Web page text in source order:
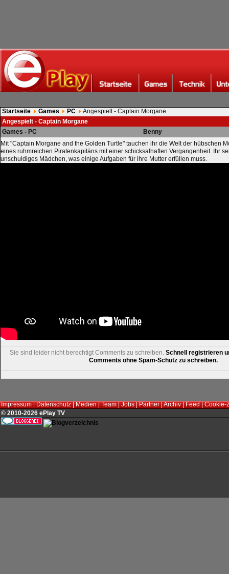
Startseite Games PC
Angespielt - Captain Morgane
Angespielt - Captain Morgane
Games - PC
Benny
Mit "Captain Morgane and the Golden Turtle" tauchen ihr die Welt der hübschen
eines ruhmreichen Piratenkapitäns mit einer schicksalhaften Vergangenheit. Ihr
unschuldiges Mädchen, was einige Aufgaben für ihre Mutter erfüllen muss.
Sie sind leider nicht berechtigt Comments zu schreiben. Schnell registrieren
Comments ohne Spam-Schutz zu schreiben.
Impressum|Datenschutz|Medien|Team|Jobs|Partner|Archiv|Feed|Cookie-
© 2010-2026 ePlay TV